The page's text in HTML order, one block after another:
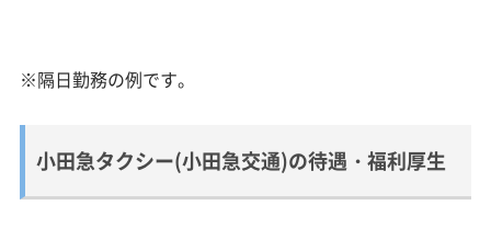
※隔日勤務の例です。
小田急タクシー(小田急交通)の待遇・福利厚生